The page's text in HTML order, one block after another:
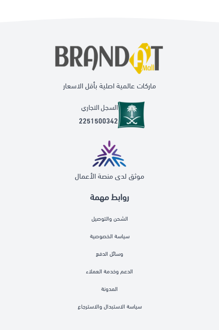
روابط مهمة
الشحن والتوصيل
سياسة الخصوصية
وسائل الدفع
الدعم وخدمة العملاء
المدونة
سياسة الاستبدال والاسترجاع
ماركات عالمية اصلية بأقل الاسعار
السجل التجاري
2251500342
موثق لدى منصة الأعمال